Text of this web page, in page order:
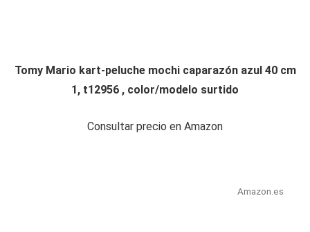
Tomy Mario kart-peluche mochi caparazón azul 40 cm
1, t12956 , color/modelo surtido
Consultar precio en Amazon
Amazon.es